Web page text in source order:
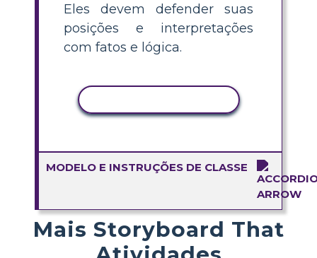
Eles devem defender suas
posições e interpretações
com fatos e lógica.
MODELO E INSTRUÇÕES DE CLASSE
Mais Storyboard That